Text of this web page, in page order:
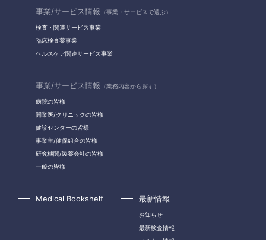
事業/サービス情報 （事業・サービスで選ぶ）
検査・関連サービス事業
臨床検査薬事業
ヘルスケア関連サービス事業
事業/サービス情報 （業務内容から探す）
病院の皆様
開業医/クリニックの皆様
健診センターの皆様
事業主/健保組合の皆様
研究機関/製薬会社の皆様
一般の皆様
Medical Bookshelf 最新情報
お知らせ
最新検査情報